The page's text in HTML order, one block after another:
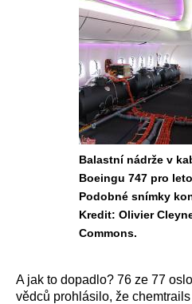
Balastní nádrže v
Boeingu 747 pro
Podobné snímky
Kredit: Olivier
Commons.
A jak to dopadlo? 76 ze 77
vědců prohlásilo, že